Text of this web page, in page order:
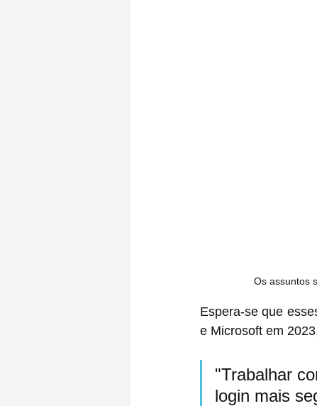
Os assuntos
Espera-se que
e Microsoft em
"Trabalhar
login mais